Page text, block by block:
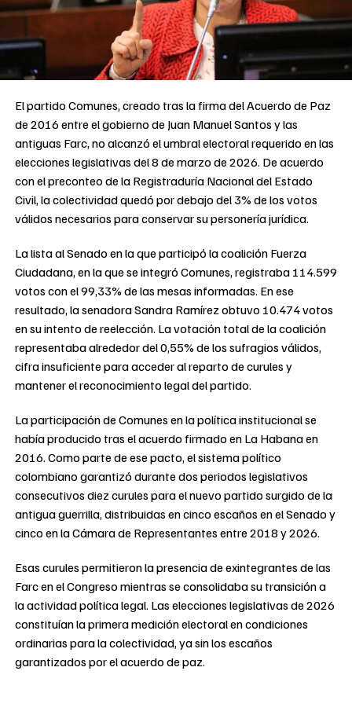
El partido Comunes, creado tras la firma del Acuerdo de Paz
de 2016 entre el gobierno de Juan Manuel Santos y las
antiguas Farc, no alcanzó el umbral electoral requerido en las
elecciones legislativas del 8 de marzo de 2026. De acuerdo
con el preconteo de la Registraduría Nacional del Estado
Civil, la colectividad quedó por debajo del 3% de los votos
válidos necesarios para conservar su personería jurídica.
La lista al Senado en la que participó la coalición Fuerza
Ciudadana, en la que se integró Comunes, registraba 114.599
votos con el 99,33% de las mesas informadas. En ese
resultado, la senadora Sandra Ramírez obtuvo 10.474 votos
en su intento de reelección. La votación total de la coalición
representaba alrededor del 0,55% de los sufragios válidos,
cifra insuficiente para acceder al reparto de curules y
mantener el reconocimiento legal del partido.
La participación de Comunes en la política institucional se
había producido tras el acuerdo firmado en La Habana en
2016. Como parte de ese pacto, el sistema político
colombiano garantizó durante dos periodos legislativos
consecutivos diez curules para el nuevo partido surgido de la
antigua guerrilla, distribuidas en cinco escaños en el Senado y
cinco en la Cámara de Representantes entre 2018 y 2026.
Esas curules permitieron la presencia de exintegrantes de las
Farc en el Congreso mientras se consolidaba su transición a
la actividad política legal. Las elecciones legislativas de 2026
constituían la primera medición electoral en condiciones
ordinarias para la colectividad, ya sin los escaños
garantizados por el acuerdo de paz.